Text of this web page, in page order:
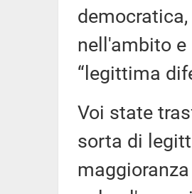
nell'ambito
“legittima
Voi state
sorta di